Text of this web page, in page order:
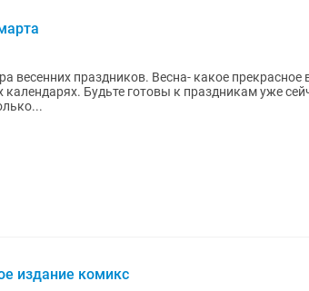
весенних праздников. Весна- какое прекрасное
календарях. Будьте готовы к праздникам уже
издание комикс